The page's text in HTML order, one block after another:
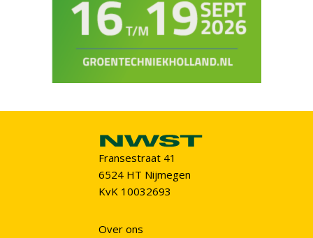
Fransestraat 41
6524 HT Nijmegen
KvK 10032693
Over ons